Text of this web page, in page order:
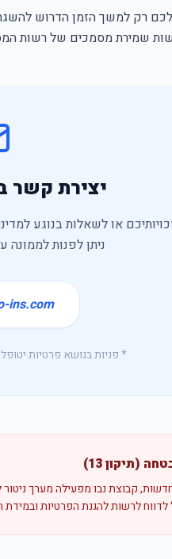
רק למשך הזמן הדרוש להשגת
שמירת מסמכים של רשות
יצירת קשר
או לשאלות בנוגע
ניתן לפנות לממונה
ins.com
* פניות בנושא פרטיות
(תיקון 13)
קבוצת נבו מפעילה מערך
לרשות להגנת הפרטיות